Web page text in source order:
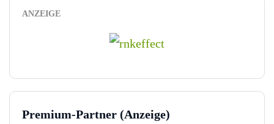
ANZEIGE
Premium-Partner (Anzeige)